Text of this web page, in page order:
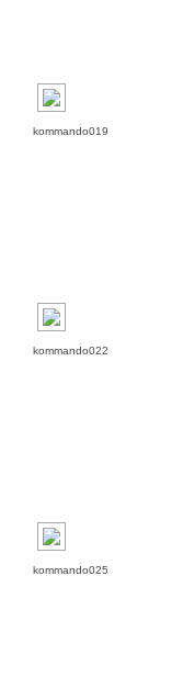
kommando019
kommando022
kommando025